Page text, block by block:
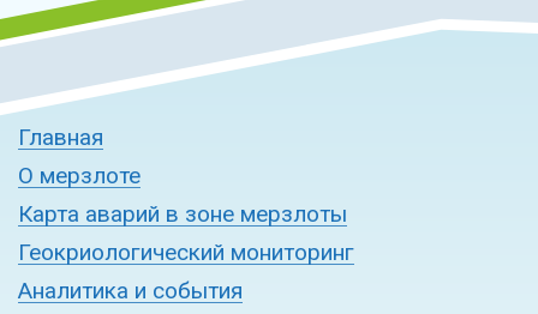
Главная
О мерзлоте
Карта аварий в зоне мерзлоты
Геокриологический мониторинг
Аналитика и события